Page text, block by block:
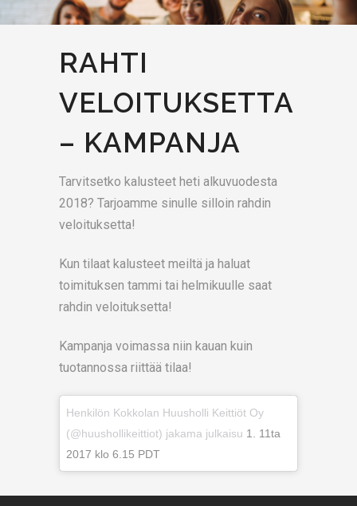
RAHTI
VELOITUKSETTA
– KAMPANJA
Tarvitsetko kalusteet heti alkuvuodesta
2018? Tarjoamme sinulle silloin rahdin
veloituksetta!
Kun tilaat kalusteet meiltä ja haluat
toimituksen tammi tai helmikuulle saat
rahdin veloituksetta!
Kampanja voimassa niin kauan kuin
tuotannossa riittää tilaa!
Henkilön Kokkolan Huusholli Keittiöt Oy
(@huushollikeittiot) jakama julkaisu 1. 11ta
2017 klo 6.15 PDT